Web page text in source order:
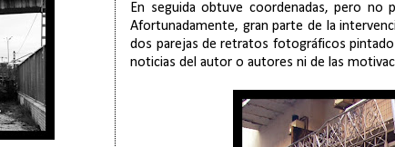
En seguida obtuve coordenadas, pero no
Afortunadamente, gran parte de la
dos parejas de retratos fotográficos
noticias del autor o autores ni de las